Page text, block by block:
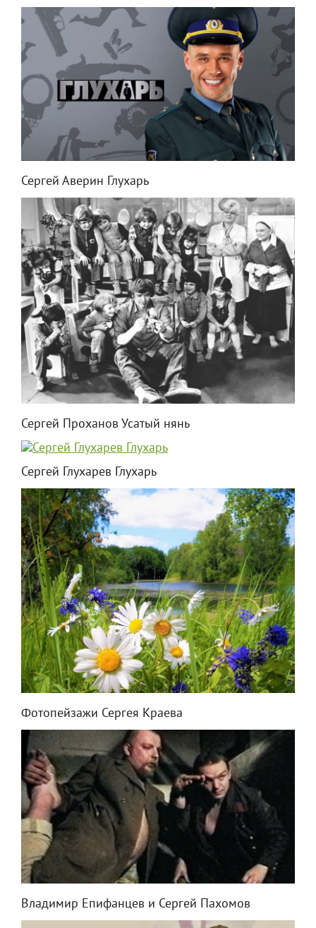
Сергей Аверин Глухарь
Сергей Проханов Усатый нянь
Сергей Глухарев Глухарь
Фотопейзажи Сергея Краева
Владимир Епифанцев и Сергей Пахомов